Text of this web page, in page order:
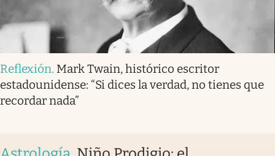
Reflexión. Mark Twain, histórico escritor
estadounidense: “Si dices la verdad, no tienes que
recordar nada”